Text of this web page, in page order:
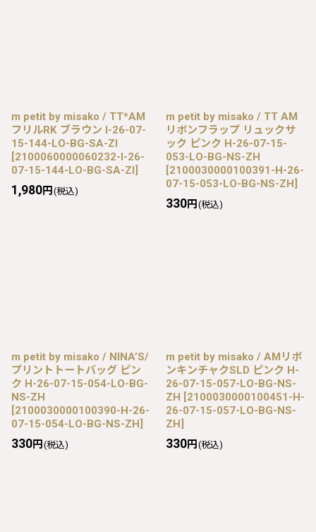
m petit by misako / TT*AM
フリルRK ブラウン I-26-07-
15-144-LO-BG-SA-ZI
[2100060000060232-I-26-
07-15-144-LO-BG-SA-ZI]
1,980円 (税込)
m petit by misako / TT AM
リボンフラップ リュックサ
ック ピンク H-26-07-15-
053-LO-BG-NS-ZH
[2100030000100391-H-26-
07-15-053-LO-BG-NS-ZH]
330円 (税込)
m petit by misako / NINA’S/
プリントトートバッグ ピン
ク H-26-07-15-054-LO-BG-
NS-ZH
[2100030000100390-H-26-
07-15-054-LO-BG-NS-ZH]
330円 (税込)
m petit by misako / AMリボ
ンキンチャクSLD ピンク H-
26-07-15-057-LO-BG-NS-
ZH [2100030000100451-H-
26-07-15-057-LO-BG-NS-
ZH]
330円 (税込)